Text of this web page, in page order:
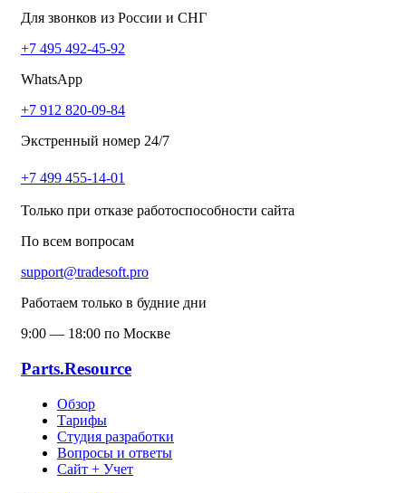
Для звонков из России и СНГ
+7 495 492-45-92
WhatsApp
+7 912 820-09-84
Экстренный номер 24/7
+7 499 455-14-01
Только при отказе работоспособности сайта
По всем вопросам
support@tradesoft.pro
Работаем только в будние дни
9:00 — 18:00 по Москве
Parts.Resource
Обзор
Тарифы
Студия разработки
Вопросы и ответы
Сайт + Учет